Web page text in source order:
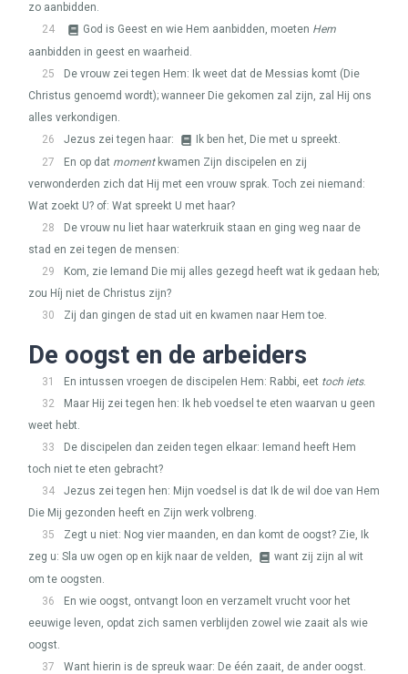
zo aanbidden.
24
God is Geest en wie Hem aanbidden, moeten Hem
aanbidden in geest en waarheid.
25
De vrouw zei tegen Hem: Ik weet dat de Messias komt (Die
Christus genoemd wordt); wanneer Die gekomen zal zijn, zal Hij ons
alles verkondigen.
26
Jezus zei tegen haar:
Ik ben het, Die met u spreekt.
27
En op dat momentkwamen Zijn discipelen en zij
verwonderden zich dat Hij met een vrouw sprak. Toch zei niemand:
Wat zoekt U? of: Wat spreekt U met haar?
28
De vrouw nu liet haar waterkruik staan en ging weg naar de
stad en zei tegen de mensen:
29
Kom, zie Iemand Die mij alles gezegd heeft wat ik gedaan heb;
zou Híj niet de Christus zijn?
30
Zij dan gingen de stad uit en kwamen naar Hem toe.
De oogst en de arbeiders
31 En intussen vroegen de discipelen Hem: Rabbi, eet toch iets.
32
Maar Hij zei tegen hen: Ik heb voedsel te eten waarvan u geen
weet hebt.
33
De discipelen dan zeiden tegen elkaar: Iemand heeft Hem
toch niet te eten gebracht?
34
Jezus zei tegen hen: Mijn voedsel is dat Ik de wil doe van Hem
Die Mij gezonden heeft en Zijn werk volbreng.
35
Zegt u niet: Nog vier maanden, en dan komt de oogst? Zie, Ik
zeg u: Sla uw ogen op en kijk naar de velden,
want zij zijn al wit
om te oogsten.
36
En wie oogst, ontvangt loon en verzamelt vrucht voor het
eeuwige leven, opdat zich samen verblijden zowel wie zaait als wie
oogst.
37
Want hierin is de spreuk waar: De één zaait, de ander oogst.